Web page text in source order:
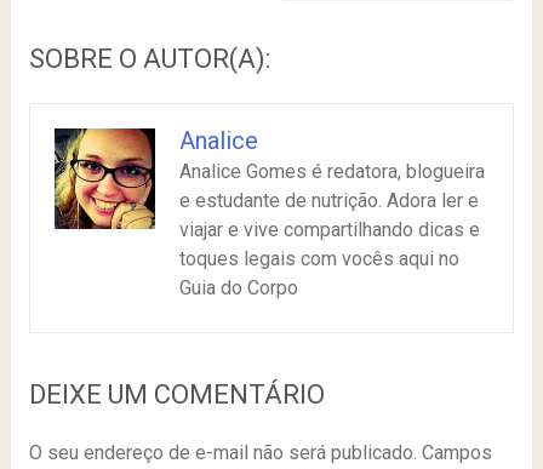
SOBRE O AUTOR(A):
Analice
Analice Gomes é redatora, blogueira
e estudante de nutrição. Adora ler e
viajar e vive compartilhando dicas e
toques legais com vocês aqui no
Guia do Corpo
DEIXE UM COMENTÁRIO
O seu endereço de e-mail não será publicado. Campos